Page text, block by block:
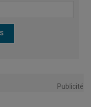
Publicité